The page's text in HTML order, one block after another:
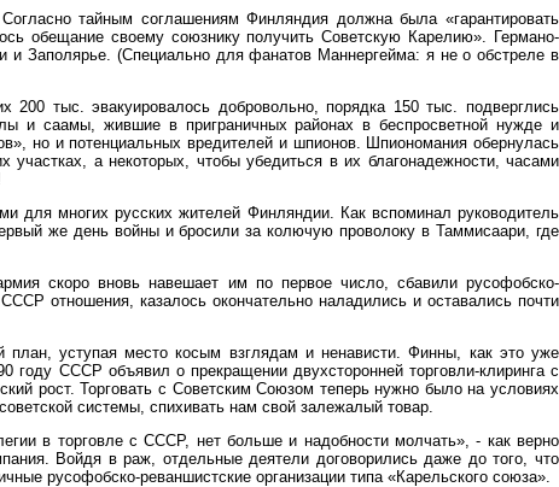
тайным соглашениям Финляндия должна была «гарантировать
обещание своему союзнику получить Советскую Карелию». Германо-
Заполярье. (Специально для фанатов Маннергейма: я не о обстреле в
тыс. эвакуировалось добровольно, порядка 150 тыс. подверглись
и саамы, жившие в приграничных районах в беспросветной нужде и
но и потенциальных вредителей и шпионов. Шпиономания обернулась
а некоторых, чтобы убедиться в их благонадежности, часами
для многих русских жителей Финляндии. Как вспоминал руководитель
же день войны и бросили за колючую проволоку в Таммисаари, где
скоро вновь навешает им по первое число, сбавили русофобско-
отношения, казалось окончательно наладились и оставались почти
уступая место косым взглядам и ненависти. Финны, как это уже
году СССР объявил о прекращении двухсторонней торговли-клиринга с
рост. Торговать с Советским Союзом теперь нужно было на условиях
системы, спихивать нам свой залежалый товар.
в торговле с СССР, нет больше и надобности молчать», - как верно
Войдя в раж, отдельные деятели договорились даже до того, что
русофобско-реваншистские организации типа «Карельского союза».